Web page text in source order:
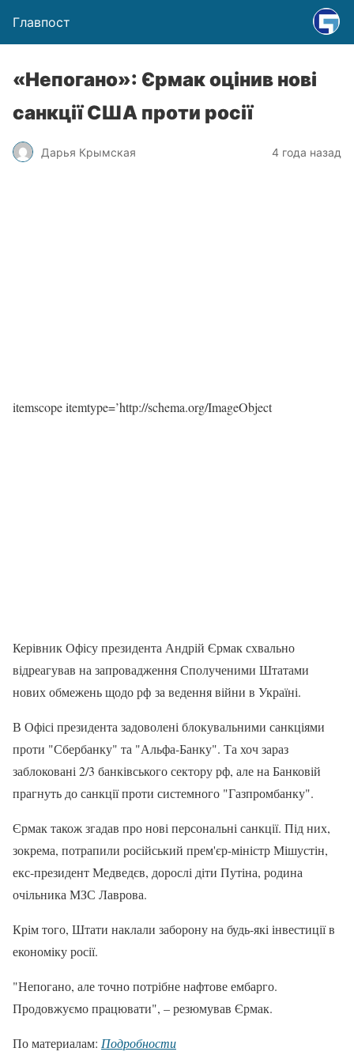
Главпост
«Непогано»: Єрмак оцінив нові
санкції США проти росії
Дарья Крымская 4 года назад
itemscope itemtype=’http://schema.org/ImageObject
Керівник Офісу президента Андрій Єрмак схвально
відреагував на запровадження Сполученими Штатами
нових обмежень щодо рф за ведення війни в Україні.
В Офісі президента задоволені блокувальними санкціями
проти "Сбербанку" та "Альфа-Банку". Та хоч зараз
заблоковані 2/3 банківського сектору рф, але на Банковій
прагнуть до санкції проти системного "Газпромбанку".
Єрмак також згадав про нові персональні санкції. Під них,
зокрема, потрапили російський прем'єр-міністр Мішустін,
екс-президент Медведєв, дорослі діти Путіна, родина
очільника МЗС Лаврова.
Крім того, Штати наклали заборону на будь-які інвестиції в
економіку росії.
"Непогано, але точно потрібне нафтове ембарго.
Продовжуємо працювати", – резюмував Єрмак.
По материалам: Подробности